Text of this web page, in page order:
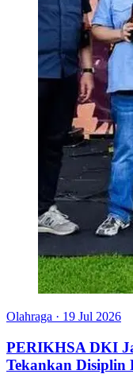
Olahraga · 19 Jul 2026
PERIKHSA DKI
Tekankan Disiplin